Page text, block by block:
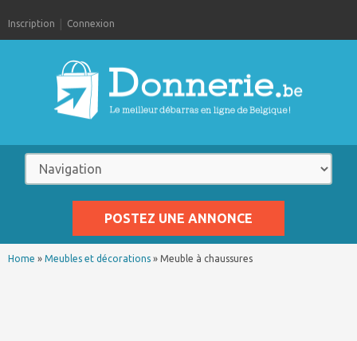
Inscription Connexion
POSTEZ UNE ANNONCE
Home » Meubles et décorations » Meuble à chaussures